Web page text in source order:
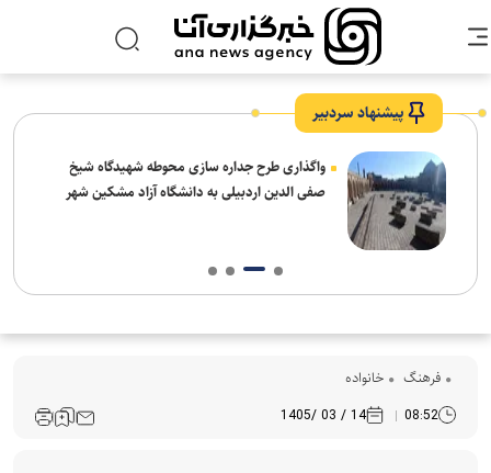
پیشنهاد سردبیر
واگذاری طرح جداره سازی محوطه شهیدگاه شیخ
صفی الدین اردبیلی به دانشگاه آزاد مشکین شهر
فرهنگ‌ خانواده
08:52
14 / 03 /1405